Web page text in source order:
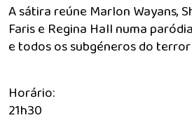
A sátira reúne Marlon Wayans,
Faris e Regina Hall numa
e todos os subgéneros do
Horário:
21h30